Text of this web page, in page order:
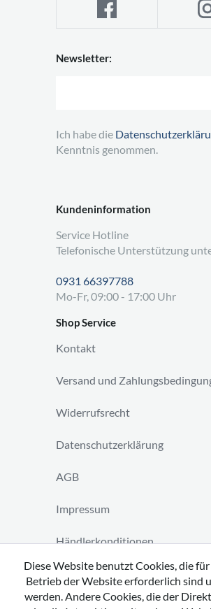
Kundeninformation
Service Hotline
Telefonische Unterstützung
0931 66397788
Mo-Fr, 09:00 - 17:00 Uhr
Shop Service
Kontakt
Versand und
Widerrufsrecht
Datenschutzerklärung
AGB
Impressum
Händlerkonditionen
Vertrag widerrufen
Newsletter:
Ich habe die
Kenntnis genommen.
Diese Website benutzt Cookies, die
Betrieb der Website erforderlich sind
werden. Andere Cookies, die der